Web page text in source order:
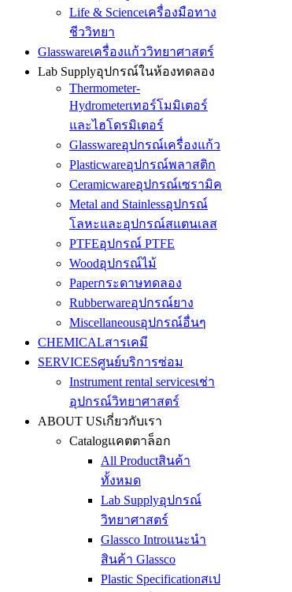
Life & Scienceเครื่องมือทาง
ชีววิทยา
Glasswareเครื่องแก้ววิทยาศาสตร์
Lab Supplyอุปกรณ์ในห้องทดลอง
Thermometer-
Hydrometerเทอร์โมมิเตอร์
และไฮโดรมิเตอร์
Glasswareอุปกรณ์เครื่องแก้ว
Plasticwareอุปกรณ์พลาสติก
Ceramicwareอุปกรณ์เซรามิค
Metal and Stainlessอุปกรณ์
โลหะและอุปกรณ์สแตนเลส
PTFEอุปกรณ์ PTFE
Woodอุปกรณ์ไม้
Paperกระดาษทดลอง
Rubberwareอุปกรณ์ยาง
Miscellaneousอุปกรณ์อื่นๆ
CHEMICALสารเคมี
SERVICESศูนย์บริการซ่อม
Instrument rental servicesเช่า
อุปกรณ์วิทยาศาสตร์
ABOUT USเกี่ยวกับเรา
Catalogแคตตาล็อก
All Productสินค้า
ทั้งหมด
Lab Supplyอุปกรณ์
วิทยาศาสตร์
Glassco Introแนะนำ
สินค้า Glassco
Plastic Specificationสเป